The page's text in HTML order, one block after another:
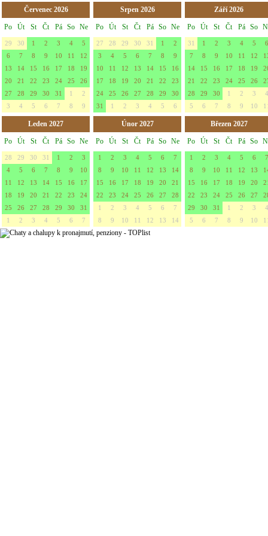
Červenec 2026
Po Út St Čt Pá So Ne
29 30 1 2 3 4
5
6
7 8 9 10 11
12
13
14 15 16 17 18
19
20
21 22 23 24 25
26
27
28 29 30 31 1
2
3
4 5 6 7 8 9
Srpen 2026
Po Út St Čt Pá So Ne
27 28 29 30 31 1
2
3
4 5 6 7 8
9
10
11 12 13 14 15
16
17
18 19 20 21 22
23
24
25 26 27 28 29
30
31
1 2 3 4 5 6
Září 2026
Po Út St Čt Pá So
31 1 2 3 4 5
6
7
8 9 10 11 12
14
15 16 17 18 19
21
22 23 24 25 26
28
29 30 1 2 3
4
5
6 7 8 9 10
Leden 2027
Po Út St Čt Pá So Ne
28 29 30 31 1 2
3
4
5 6 7 8 9
10
11
12 13 14 15 16
17
18
19 20 21 22 23
24
25
26 27 28 29 30
31
1
2 3 4 5 6 7
Únor 2027
Po Út St Čt Pá So Ne
1 2 3 4 5 6
7
8
9 10 11 12 13
14
15
16 17 18 19 20
21
22
23 24 25 26 27
28
1
2 3 4 5 6
7
8
9 10 11 12 13 14
Březen 2027
Po Út St Čt Pá So
1 2 3 4 5 6
7
8
9 10 11 12 13
15
16 17 18 19 20
22
23 24 25 26 27
29
30 31 1 2 3
4
5
6 7 8 9 10